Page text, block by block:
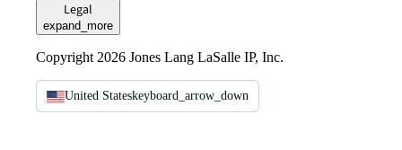
Legal
expand_more
Copyright 2026 Jones Lang LaSalle IP, Inc.
United Stateskeyboard_arrow_down